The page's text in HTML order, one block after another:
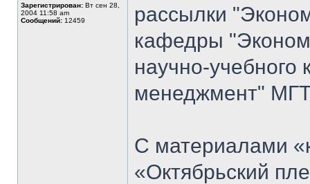
Зарегистрирован: Вт сен 28,
2004 11:58 am
Сообщений: 12459
рассылки
кафедры
научно-
менеджмент"
С материалами
«Октябрьский